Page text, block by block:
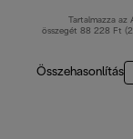
Tartalmazza az
összegét 88 228 Ft
Összehasonlítás